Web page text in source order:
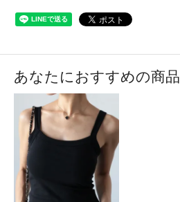
あなたにおすすめの商品